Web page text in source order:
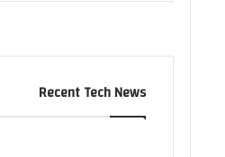
Recent Tech News